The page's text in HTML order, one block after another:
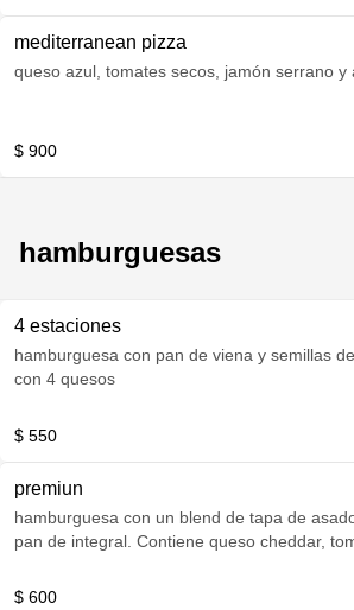
mediterranean pizza
queso azul, tomates secos, jamón serrano y
$ 900
hamburguesas
4 estaciones
hamburguesa con pan de viena y semillas
con 4 quesos
$ 550
premiun
hamburguesa con un blend de tapa de
pan de integral. Contiene queso cheddar,
$ 600